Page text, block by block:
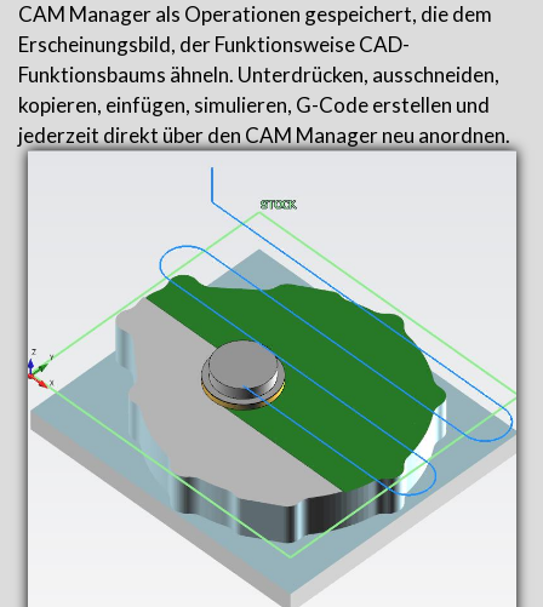
CAM Manager als Operationen gespeichert, die dem
Erscheinungsbild, der Funktionsweise CAD-
Funktionsbaums ähneln. Unterdrücken, ausschneiden,
kopieren, einfügen, simulieren, G-Code erstellen und
jederzeit direkt über den CAM Manager neu anordnen.